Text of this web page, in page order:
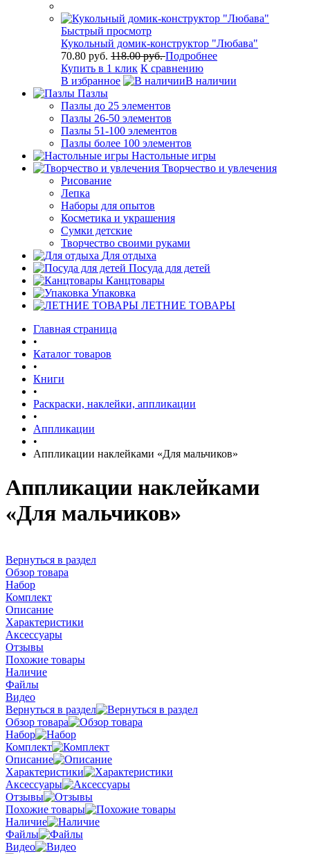
Быстрый просмотр
Кукольный домик-конструктор "Любава"
70.80 руб. 118.00 руб.Подробнее
Купить в 1 клик К сравнению
В избранное
В наличии
Пазлы
Пазлы до 25 элементов
Пазлы 26-50 элементов
Пазлы 51-100 элементов
Пазлы более 100 элементов
Настольные игры
Творчество и увлечения
Рисование
Лепка
Наборы для опытов
Косметика и украшения
Сумки детские
Творчество своими руками
Для отдыха
Посуда для детей
Канцтовары
Упаковка
ЛЕТНИЕ ТОВАРЫ
Главная страница
•
Каталог товаров
•
Книги
•
Раскраски, наклейки, аппликации
•
Аппликации
•
Аппликации наклейками «Для мальчиков»
Аппликации наклейками
«Для мальчиков»
Вернуться в раздел
Обзор товара
Набор
Комплект
Описание
Характеристики
Аксессуары
Отзывы
Похожие товары
Наличие
Файлы
Видео
Вернуться в раздел
Обзор товара
Набор
Комплект
Описание
Характеристики
Аксессуары
Отзывы
Похожие товары
Наличие
Файлы
Видео